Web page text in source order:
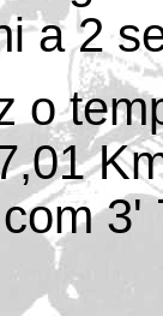
a 2
o
3'